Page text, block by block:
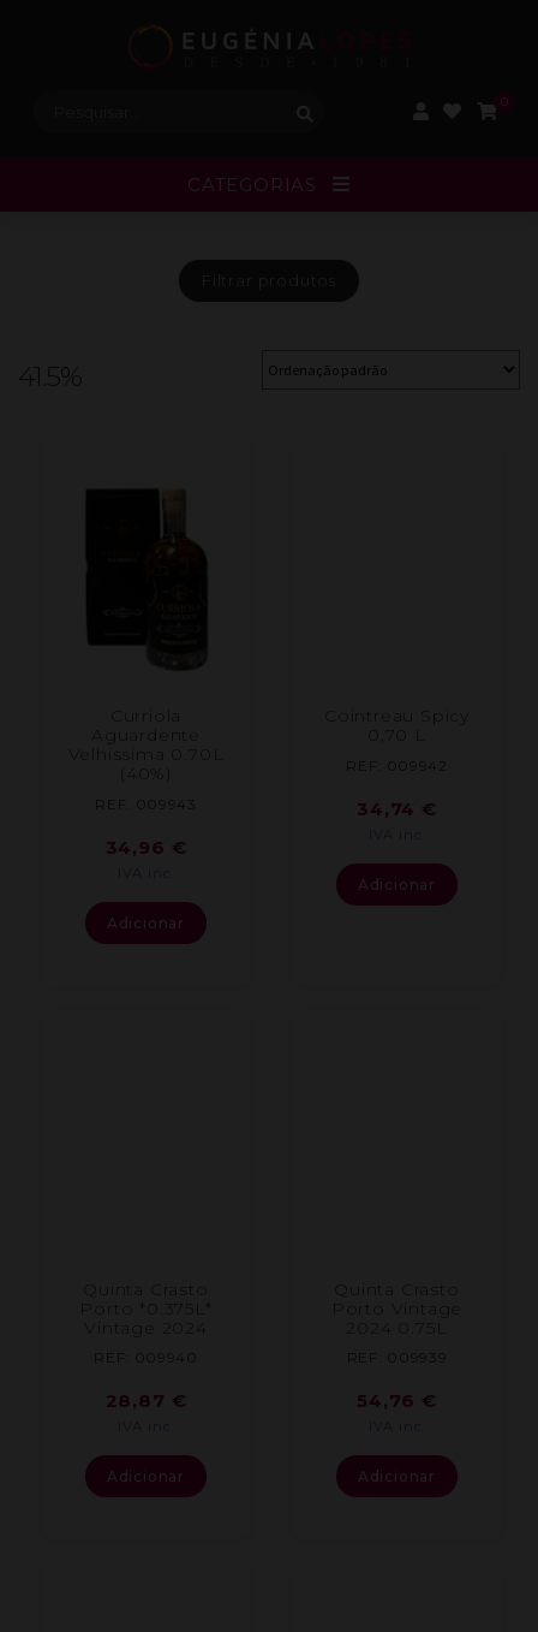
CATEGORIAS
Filtrar produtos
41.5%
Aguardente
Velhissima 0.70L
(40%)
REF: 009943
34,96 €
Adicionar
Cointreau Spicy
0,70 L
REF: 009942
34,74 €
Adicionar
Quinta Crasto
Porto *0.375L*
Vintage 2024
REF: 009940
28,87 €
Adicionar
Quinta Crasto
Porto Vintage
2024 0.75L
REF: 009939
54,76 €
Adicionar